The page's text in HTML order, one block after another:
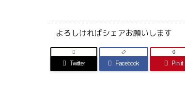
よろしければシェアお願いします
Twitter

Facebook Pin it
0